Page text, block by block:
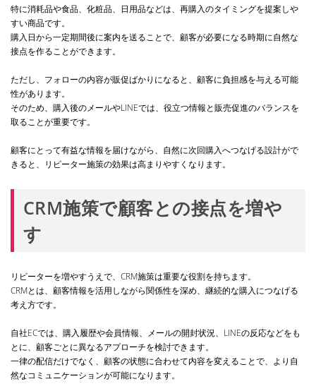
特に消耗品や食品、化粧品、日用品などは、再購入のタイミングを提案しや
すい商品です。
購入日から一定期間後に案内を送ることで、顧客が必要になる時期に自然な
接点を作ることができます。
ただし、フォローの内容が販促ばかりになると、顧客に負担感を与える可能
性があります。
そのため、購入後のメールやLINEでは、役立つ情報と販売促進のバランスを
取ることが重要です。
顧客にとって有益な情報を届けながら、自然に次回購入へつなげる設計がで
きると、リピーター施策の効果は高まりやすくなります。
CRM施策で顧客との接点を増や
す
リピーターを増やすうえで、CRM施策は重要な役割を持ちます。
CRMとは、顧客情報を活用しながら関係性を深め、継続的な購入につなげる
考え方です。
自社ECでは、購入履歴や会員情報、メールの開封状況、LINEの反応などをも
とに、顧客ごとに異なるアプローチを検討できます。
一律の配信だけでなく、顧客の状態に合わせて内容を変えることで、より自
然なコミュニケーションが可能になります。